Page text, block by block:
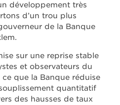
développement très
d’un trou plus
de la Banque
sur une reprise stable
et observateurs du
ce que la Banque réduise
quantitatif
des hausses de taux